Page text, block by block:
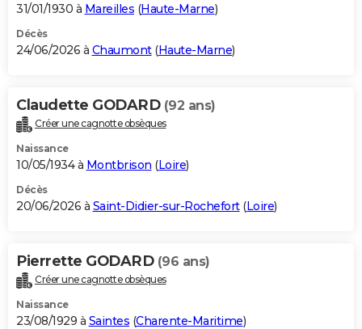
31/01/1930 à Mareilles (Haute-Marne)
Décès
24/06/2026 à Chaumont(Haute-Marne)
Claudette GODARD (92 ans)
Créer une cagnotte obsèques
Naissance
10/05/1934 à Montbrison (Loire)
Décès
20/06/2026 à Saint-Didier-sur-Rochefort(Loire)
Pierrette GODARD (96 ans)
Créer une cagnotte obsèques
Naissance
23/08/1929 à Saintes (Charente-Maritime)